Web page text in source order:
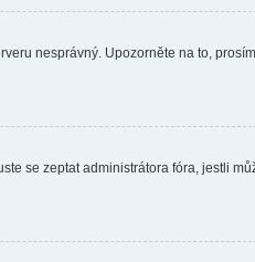
nesprávný. Upozorněte na to,
se zeptat administrátora fóra, jestli